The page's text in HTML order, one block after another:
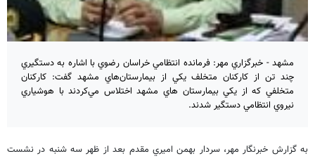
مشهد - خبرگزاري مهر: فرمانده انتظامي خراسان رضوي با اشاره به دستگيري
چند تن از كاركنان متخلف يكي از بيمارستان‌هاي مشهد گفت: كاركنان
متخلفي كه از يكي بيمارستان هاي مشهد اختلاس مي‌كردند با هوشياري
نيروي انتظامي دستگير شدند.
به گزارش خبرنگار مهر، سردار بهمن اميري مقدم بعد از ظهر سه شنبه در نشست